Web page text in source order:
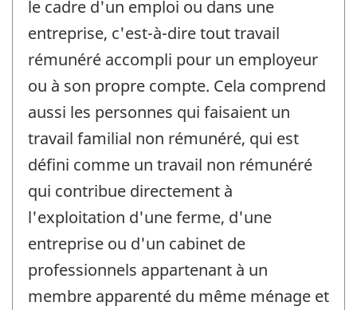
le cadre d'un emploi ou dans une
entreprise, c'est-à-dire tout travail
rémunéré accompli pour un employeur
ou à son propre compte. Cela comprend
aussi les personnes qui faisaient un
travail familial non rémunéré, qui est
défini comme un travail non rémunéré
qui contribue directement à
l'exploitation d'une ferme, d'une
entreprise ou d'un cabinet de
professionnels appartenant à un
membre apparenté du même ménage et